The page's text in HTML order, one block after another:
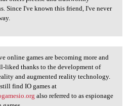
Since I've known this friend, I've never
online games are
online games are becoming more and
liked thanks to the development of
and augmented reality technology.
find IO games at
also referred to as espionage